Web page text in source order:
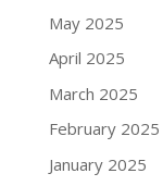
May 2025
April 2025
March 2025
February 2025
January 2025